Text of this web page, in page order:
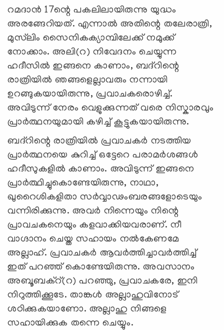
റമദാന്‍ 17ന്റെ പകലിലായിരുന്നു യുദ്ധം
അരങ്ങേറിയത്. എന്നാല്‍ അതിന്റെ തലേരാത്രി,
മുസ്‍ലിം സൈനികക്യാമ്പിലേക്ക് നമുക്ക്
നോക്കാം. അലി(റ) നിവേദനം ചെയ്യുന്ന
ഹദീസില്‍ ഇങ്ങനെ കാണാം, ബദ്റിന്റെ
രാത്രിയില്‍ ഞങ്ങളെല്ലാവരും നന്നായി
ഉറങ്ങുകയായിരുന്നു, പ്രവാചകരൊഴിച്ച്.
അവിടുന്ന് നേരം വെളുക്കുന്നത് വരെ നിസ്കാരവും
പ്രാര്‍ത്ഥനയുമായി കഴിച്ച് കൂട്ടുകയായിരുന്നു.
ബദ്റിന്റെ രാത്രിയില്‍ പ്രവാചകര്‍ നടത്തിയ
പ്രാര്‍ത്ഥനയെ കുറിച്ച് ഒട്ടേറെ പരാമര്‍ശങ്ങള്‍
ഹദീസുകളില്‍ കാണാം. അവിടുന്ന് ഇങ്ങനെ
പ്രാര്‍ത്ഥിച്ചുകൊണ്ടേയിരുന്നു, നാഥാ,
ഖുറൈശികളിതാ സര്‍വ്വാഢംബരങ്ങളോടെയും
വന്നിരിക്കുന്നു. അവര്‍ നിന്നെയും നിന്റെ
പ്രാവചകനെയും കളവാക്കിയവരാണ്. നീ
വാഗ്ദാനം ചെയ്ത സഹായം നല്‍കേണമേ
അല്ലാഹ്. പ്രവാചകര്‍ ആവര്‍ത്തിച്ചാവര്‍ത്തിച്ച്
ഇത് പറഞ്ഞ് കൊണ്ടേയിരുന്നു. അവസാനം
അബൂബക്റ്(റ) പറഞ്ഞു, പ്രവാചകരേ, ഇനി
നിറുത്തിക്കൂടേ. താങ്കള്‍ അല്ലാഹുവിനോട്
ശഠിക്കുകയാണോ. അല്ലാഹു നിങ്ങളെ
സഹായിക്കുക തന്നെ ചെയ്യും.